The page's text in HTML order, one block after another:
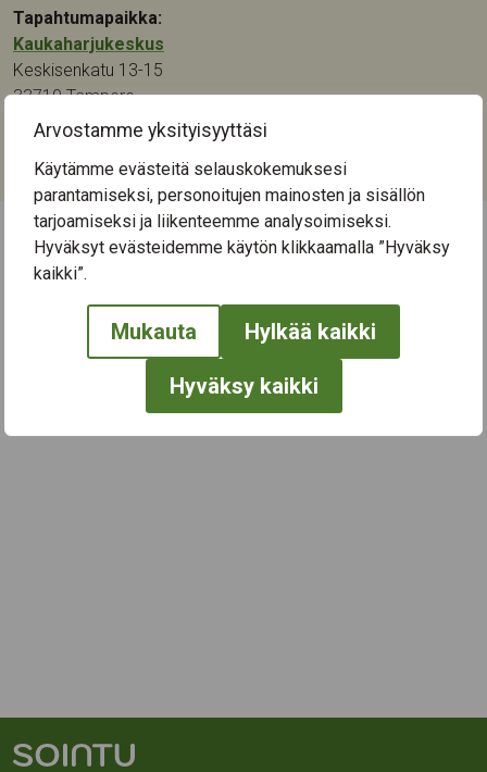
Arvostamme yksityisyyttäsi
Käytämme evästeitä selauskokemuksesi
parantamiseksi, personoitujen mainosten ja sisällön
tarjoamiseksi ja liikenteemme analysoimiseksi.
Hyväksyt evästeidemme käytön klikkaamalla ”Hyväksy
kaikki”.
Mukauta Hylkää kaikki
Hyväksy kaikki
Tapahtumapaikka:
Kaukaharjukeskus
Keskisenkatu 13-15
33710 Tampere
Keskustelu,Kulttuuri,Muistikuntoutus,Taide